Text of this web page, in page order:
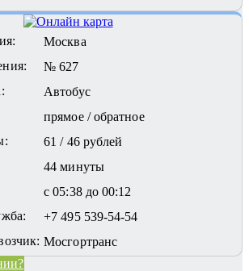
Москва
№ 627
Автобус
прямое / обратное
61 / 46 рублей
44 минуты
с 05:38 до 00:12
+7 495 539-54-54
Мосгортранс